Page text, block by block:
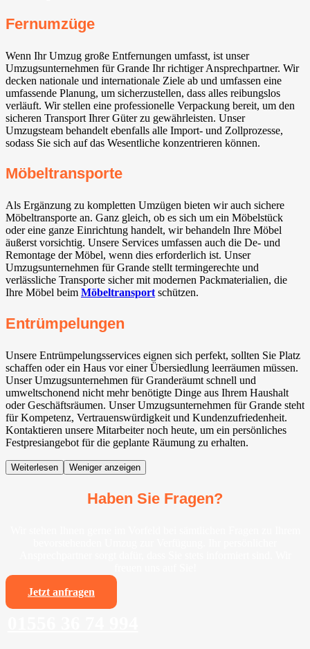
Fernumzüge
Wenn Ihr Umzug große Entfernungen umfasst, ist unser
Umzugsunternehmen für Grande Ihr richtiger Ansprechpartner. Wir
decken nationale und internationale Ziele ab und umfassen eine
umfassende Planung, um sicherzustellen, dass alles reibungslos
verläuft. Wir stellen eine professionelle Verpackung bereit, um den
sicheren Transport Ihrer Güter zu gewährleisten. Unser
Umzugsteam behandelt ebenfalls alle Import- und Zollprozesse,
sodass Sie sich auf das Wesentliche konzentrieren können.
Möbeltransporte
Als Ergänzung zu kompletten Umzügen bieten wir auch sichere
Möbeltransporte an. Ganz gleich, ob es sich um ein Möbelstück
oder eine ganze Einrichtung handelt, wir behandeln Ihre Möbel
äußerst vorsichtig. Unsere Services umfassen auch die De- und
Remontage der Möbel, wenn dies erforderlich ist. Unser
Umzugsunternehmen für Grande stellt termingerechte und
verlässliche Transporte sicher mit modernen Packmaterialien, die
Ihre Möbel beim Möbeltransportschützen.
Entrümpelungen
Unsere Entrümpelungsservices eignen sich perfekt, sollten Sie Platz
schaffen oder ein Haus vor einer Übersiedlung leerräumen müssen.
Unser Umzugsunternehmen für Granderäumt schnell und
umweltschonend nicht mehr benötigte Dinge aus Ihrem Haushalt
oder Geschäftsräumen. Unser Umzugsunternehmen für Grande steht
für Kompetenz, Vertrauenswürdigkeit und Kundenzufriedenheit.
Kontaktieren unsere Mitarbeiter noch heute, um ein persönliches
Festpresiangebot für die geplante Räumung zu erhalten.
Weiterlesen Weniger anzeigen
Haben Sie Fragen?
Jetzt anfragen